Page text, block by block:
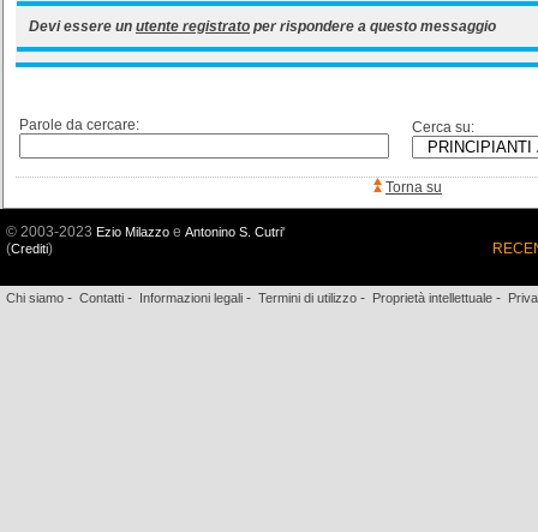
Devi essere un utente registrato per rispondere a questo messaggio
Parole da cercare: Cerca su:
Torna su
© 2003-2023 Ezio Milazzo e Antonino S. Cutri'
(Crediti)
Chi siamo - Contatti - Informazioni legali - Termini di utilizzo - Proprietà intellettuale -